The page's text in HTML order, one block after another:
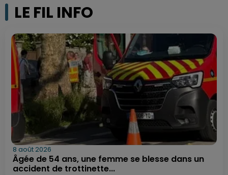
LE FIL INFO
8 août 2026
Âgée de 54 ans, une femme se blesse dans un
accident de trottinette...